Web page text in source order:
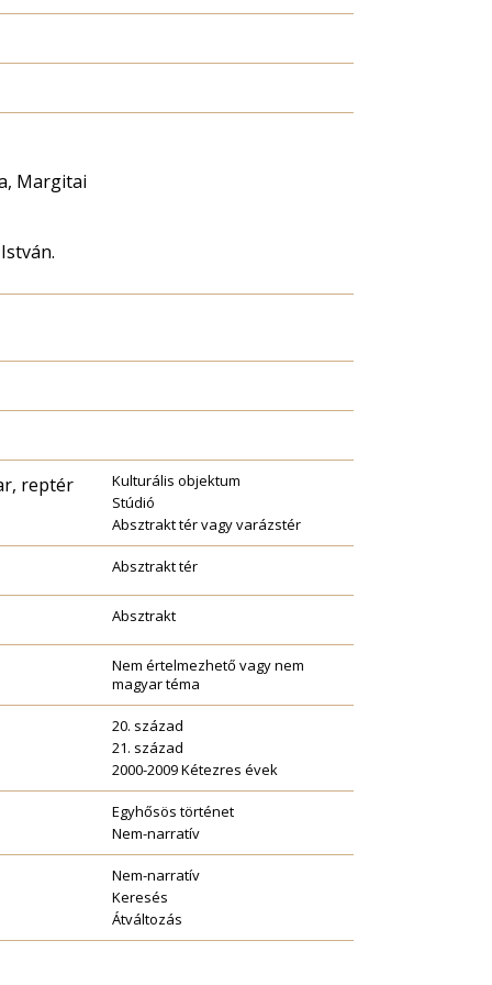
Margitai
reptér
Kulturális objektum
Stúdió
Absztrakt tér vagy varázstér
Absztrakt tér
Absztrakt
Nem értelmezhető vagy nem
magyar téma
20. század
21. század
2000-2009 Kétezres évek
Egyhősös történet
Nem-narratív
Nem-narratív
Keresés
Átváltozás